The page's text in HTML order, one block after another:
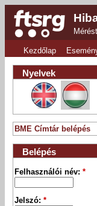
Kezdőlap
Nyelvek
BME Címtár belépés
Belépés
Felhasználói név:*
Jelszó:*